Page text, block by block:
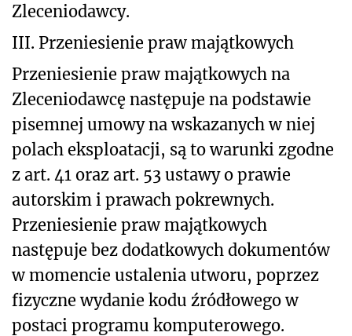
Zleceniodawcy.
III. Przeniesienie praw majątkowych
Przeniesienie praw majątkowych na
Zleceniodawcę następuje na podstawie
pisemnej umowy na wskazanych w niej
polach eksploatacji, są to warunki zgodne
z art. 41 oraz art. 53 ustawy o prawie
autorskim i prawach pokrewnych.
Przeniesienie praw majątkowych
następuje bez dodatkowych dokumentów
w momencie ustalenia utworu, poprzez
fizyczne wydanie kodu źródłowego w
postaci programu komputerowego.